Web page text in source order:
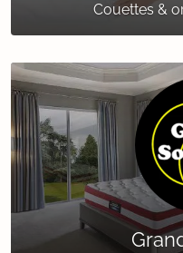
Couettes &